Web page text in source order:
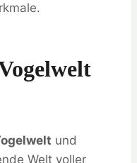
und
Welt voller